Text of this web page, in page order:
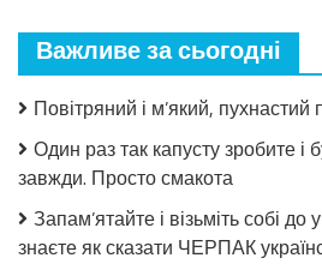
Важливе за сьогодні
Повітряний і м’який, пухнастий
Один раз так капусту зробите і
завжди. Просто смакота
Запам’ятайте і візьміть собі
знаєте як сказати ЧЕРПАК